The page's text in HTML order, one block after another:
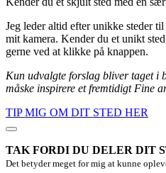
Jeg leder altid efter unikke steder
mit kamera. Kender du et unikt
gerne ved at klikke på knappen.
Kun udvalgte forslag bliver taget i
måske inspirere et fremtidigt Fine
TIP MIG OM DIT STED HER
TAK FORDI DU DELER DIT
Det betyder meget for mig at kunne